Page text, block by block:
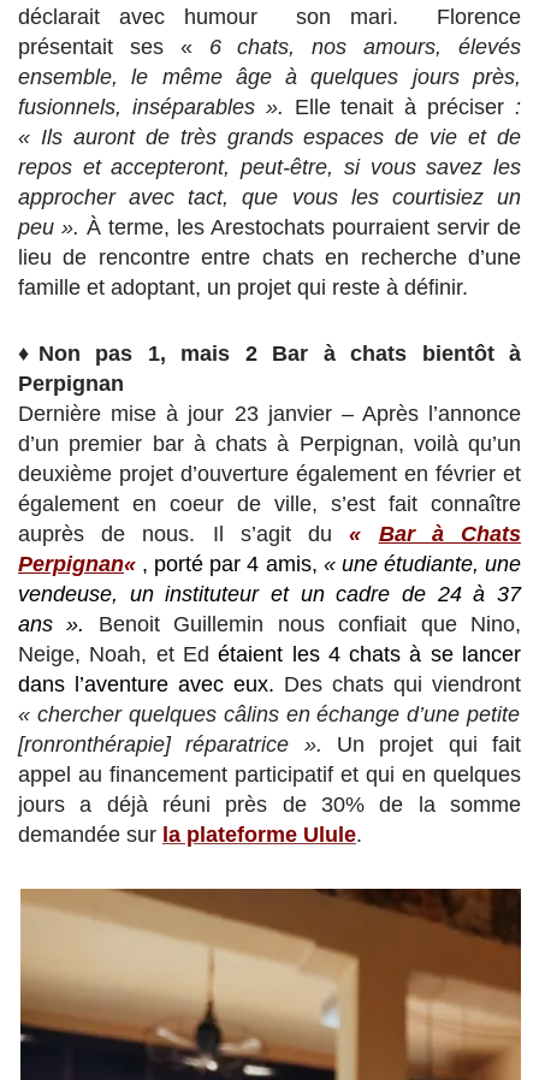
déclarait avec humour
son mari. Florence
présentait ses « 6 chats, nos amours, élevés
ensemble, le même âge à quelques jours près,
fusionnels, inséparables ». Elle tenait à préciser :
« Ils auront de très grands espaces de vie et de
repos et accepteront, peut-être, si vous savez les
approcher avec tact, que vous les courtisiez un
peu ». À terme, les Arestochats pourraient servir de
lieu de rencontre entre chats en recherche d’une
famille et adoptant, un projet qui reste à définir.
♦ Non pas 1, mais 2 Bar à chats bientôt à
Perpignan
Dernière mise à jour 23 janvier – Après l’annonce
d’un premier bar à chats à Perpignan, voilà qu’un
deuxième projet d’ouverture également en février et
également en coeur de ville, s’est fait connaître
auprès de nous. Il s’agit du« Bar à Chats
Perpignan« , porté par 4 amis, « une étudiante, une
vendeuse, un instituteur et un cadre de 24 à 37
ans ». Benoit Guillemin nous confiait que Nino,
Neige, Noah, et Edétaient les 4 chats à se lancer
dans l’aventure avec eux. Des chats qui viendront
« chercher quelques câlins en échange d’une petite
[ronronthérapie] réparatrice ». Un projet qui fait
appel au financement participatif et qui en quelques
jours a déjà réuni près de 30% de la somme
demandée sur la plateforme Ulule.